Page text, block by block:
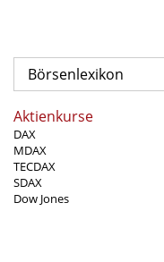
Börsenlexikon
Aktienkurse
DAX
MDAX
TECDAX
SDAX
Dow Jones